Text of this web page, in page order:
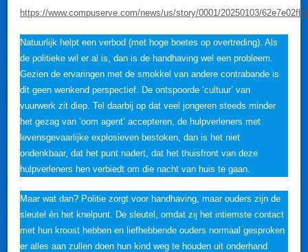
https://www.compuserve.com/news/us/story/0001/20250103/
Natuurlijk helpt een verbod (met hoge boetes op overtreding). Als
de politieke wil er al is, dan is de handhaving wel een probleem.
Gezien de ervaringen met de smokkel van andere contrabande is
dit geen wenkend perspectief. De ontspoorde ‘cultuur’ van
vuurwerk zit diep. Tel daarbij op dat veel jongeren steeds minder
het gezag van ‘oom agent’ accepteren, de hulpverleners met
levensgevaarlijke explosieven bestoken, dan is het niet
ondenkbaar, dat het punt nadert, dat het thuisfront van deze
hulpverleners hen verbiedt om die nacht van huis te gaan.
Maar wat dan? Politie zorgt voor handhaving, maar ouders zijn de
sleutel én het knelpunt. De sleutel, omdat zij het intiemste contact
met hun kroost hebben en liefhebbende ouders normaal gesproken
er alles aan zullen doen hun kind weg te houden uit onderhand